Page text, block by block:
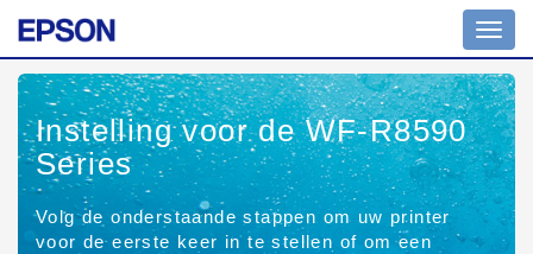
Instelling voor de WF-R8590
Series
Volg de onderstaande stappen om uw printer
voor de eerste keer in te stellen of om een